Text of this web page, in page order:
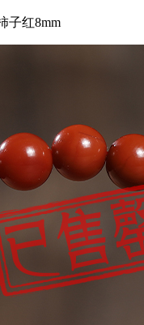
子红8mm